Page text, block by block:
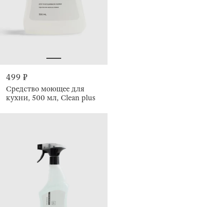
499 ₽
Средство моющее для
кухни, 500 мл, Clean plus